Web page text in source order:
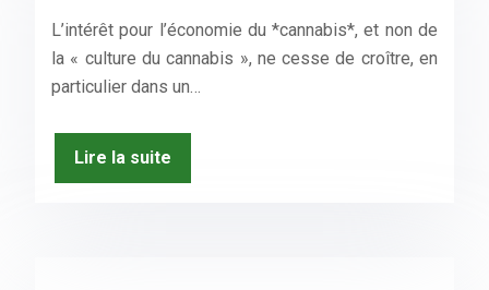
L’intérêt pour l’économie du *cannabis*, et non de
la « culture du cannabis », ne cesse de croître, en
particulier dans un…
Lire la suite